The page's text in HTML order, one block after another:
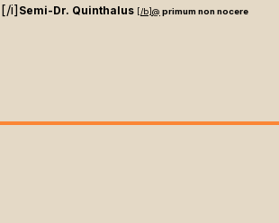
[/i] Semi-Dr. Quinthalus [/b]@ primum non nocere